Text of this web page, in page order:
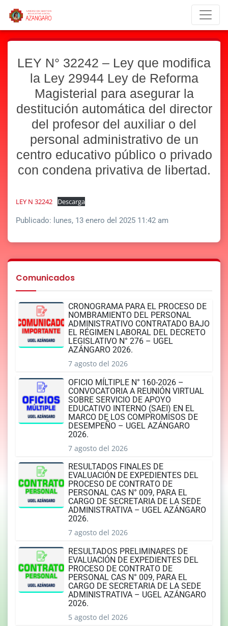
LEY N° 32242 – Ley que modifica
la Ley 29944 Ley de Reforma
Magisterial para asegurar la
destitución automática del director
del profesor del auxiliar o del
personal administrativo de un
centro educativo público o privado
con condena privativa de libertad.
LEY N 32242 Descarga
Publicado: lunes, 13 enero del 2025 11:42 am
Comunicados
CRONOGRAMA PARA EL PROCESO DE
NOMBRAMIENTO DEL PERSONAL
ADMINISTRATIVO CONTRATADO BAJO
EL RÉGIMEN LABORAL DEL DECRETO
LEGISLATIVO N° 276 – UGEL
AZÁNGARO 2026.
7 agosto del 2026
OFICIO MÍLTIPLE N° 160-2026 –
CONVOCATORIA A REUNIÓN VIRTUAL
SOBRE SERVICIO DE APOYO
EDUCATIVO INTERNO (SAEI) EN EL
MARCO DE LOS COMPROMISOS DE
DESEMPEÑO – UGEL AZÁNGARO
2026.
7 agosto del 2026
RESULTADOS FINALES DE
EVALUACIÓN DE EXPEDIENTES DEL
PROCESO DE CONTRATO DE
PERSONAL CAS N° 009, PARA EL
CARGO DE SECRETARIA DE LA SEDE
ADMINISTRATIVA – UGEL AZÁNGARO
2026.
7 agosto del 2026
RESULTADOS PRELIMINARES DE
EVALUACIÓN DE EXPEDIENTES DEL
PROCESO DE CONTRATO DE
PERSONAL CAS N° 009, PARA EL
CARGO DE SECRETARIA DE LA SEDE
ADMINISTRATIVA – UGEL AZÁNGARO
2026.
5 agosto del 2026